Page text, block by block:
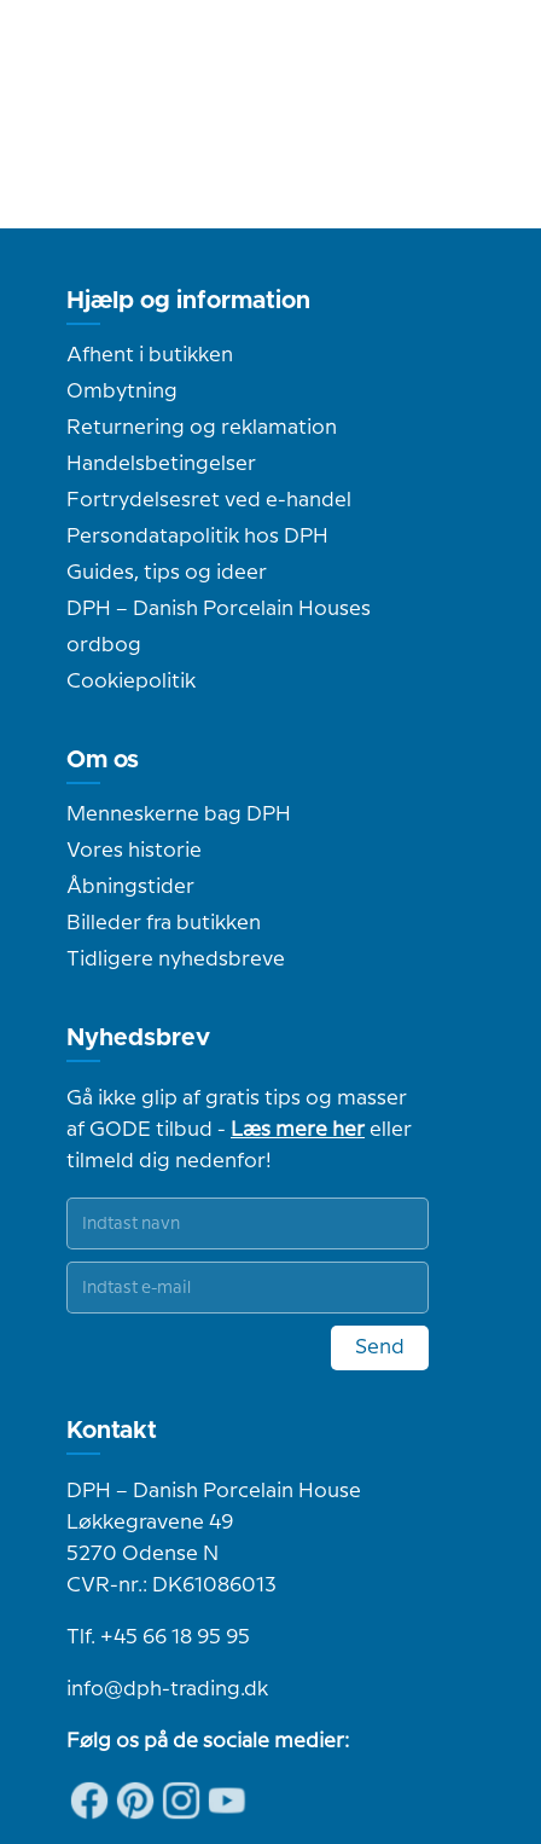
Hjælp og information
Afhent i butikken
Ombytning
Returnering og reklamation
Handelsbetingelser
Fortrydelsesret ved e-handel
Persondatapolitik hos DPH
Guides, tips og ideer
DPH – Danish Porcelain Houses
ordbog
Cookiepolitik
Om os
Menneskerne bag DPH
Vores historie
Åbningstider
Billeder fra butikken
Tidligere nyhedsbreve
Nyhedsbrev
Gå ikke glip af gratis tips og masser
af GODE tilbud - Læs mere hereller
tilmeld dig nedenfor!
Send
Kontakt
DPH – Danish Porcelain House
Løkkegravene 49
5270 Odense N
CVR-nr.: DK61086013
Tlf. +45 66 18 95 95
info@dph-trading.dk
Følg os på de sociale medier: